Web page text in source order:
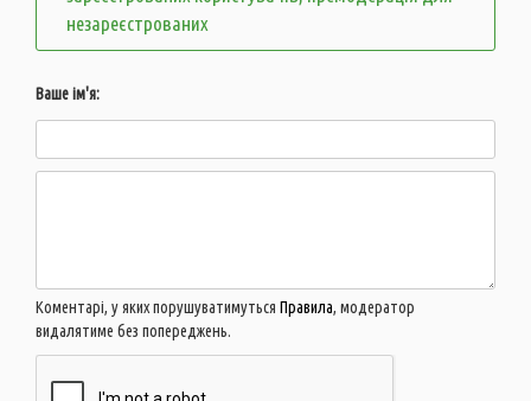
незареєстрованих
Ваше ім'я:
Коментарі, у яких порушуватимуться Правила, модератор
видалятиме без попереджень.